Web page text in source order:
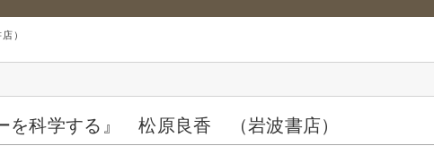
）
を科学する』 松原良香 （岩波書店）